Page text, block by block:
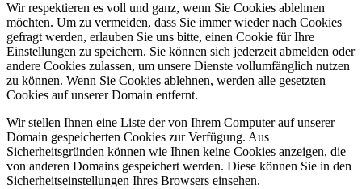
Wir respektieren es voll und ganz, wenn Sie Cookies ablehnen
möchten. Um zu vermeiden, dass Sie immer wieder nach Cookies
gefragt werden, erlauben Sie uns bitte, einen Cookie für Ihre
Einstellungen zu speichern. Sie können sich jederzeit abmelden oder
andere Cookies zulassen, um unsere Dienste vollumfänglich nutzen
zu können. Wenn Sie Cookies ablehnen, werden alle gesetzten
Cookies auf unserer Domain entfernt.
Wir stellen Ihnen eine Liste der von Ihrem Computer auf unserer
Domain gespeicherten Cookies zur Verfügung. Aus
Sicherheitsgründen können wie Ihnen keine Cookies anzeigen, die
von anderen Domains gespeichert werden. Diese können Sie in den
Sicherheitseinstellungen Ihres Browsers einsehen.